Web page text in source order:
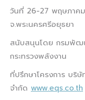
วันที่ 26-27 พฤษภาคม
จ.พระนครศรีอยุธยา
สนับสนุนโดย กรมพัฒ
กระทรวงพลังงาน
ที่ปรึกษาโครงการ บริ
จำกัด www.eqs.co.th